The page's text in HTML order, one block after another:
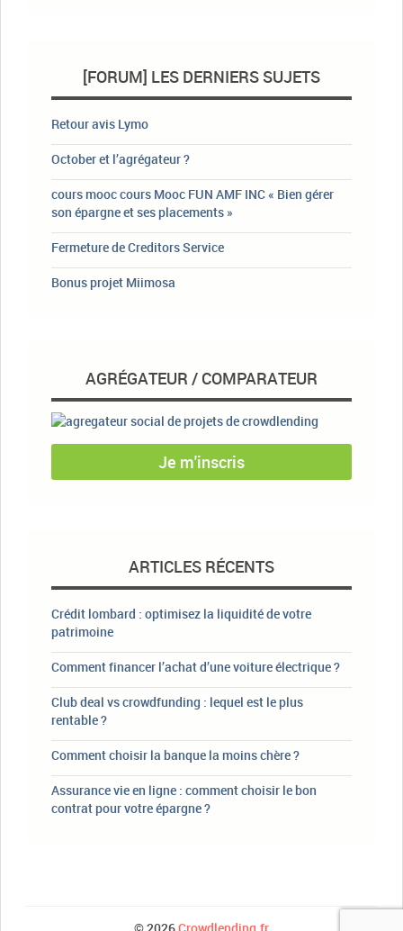
[FORUM] LES DERNIERS SUJETS
Retour avis Lymo
October et l’agrégateur ?
cours mooc cours Mooc FUN AMF INC « Bien gérer
son épargne et ses placements »
Fermeture de Creditors Service
Bonus projet Miimosa
AGRÉGATEUR / COMPARATEUR
Je m'inscris
ARTICLES RÉCENTS
Crédit lombard : optimisez la liquidité de votre
patrimoine
Comment financer l’achat d’une voiture électrique ?
Club deal vs crowdfunding : lequel est le plus
rentable ?
Comment choisir la banque la moins chère ?
Assurance vie en ligne : comment choisir le bon
contrat pour votre épargne ?